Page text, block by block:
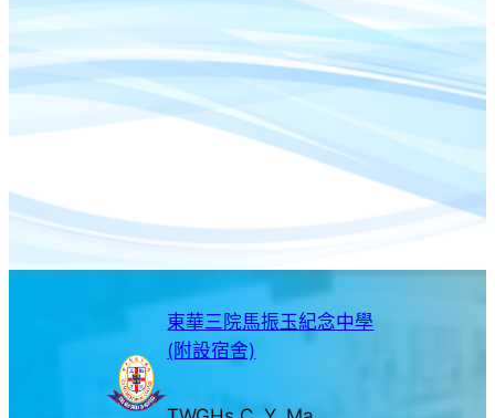
東華三院馬振玉紀念中學
(附設宿舍)